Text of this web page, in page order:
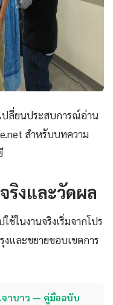
ปลี่ยนประสบการณ์อ่าน
สำหรับบทความ
ริงและวัดผล
ช้ในงานจริงเริ่มจากโปร
และขยายขอบเขตการ
จาบาว — คู่มือฉบับ